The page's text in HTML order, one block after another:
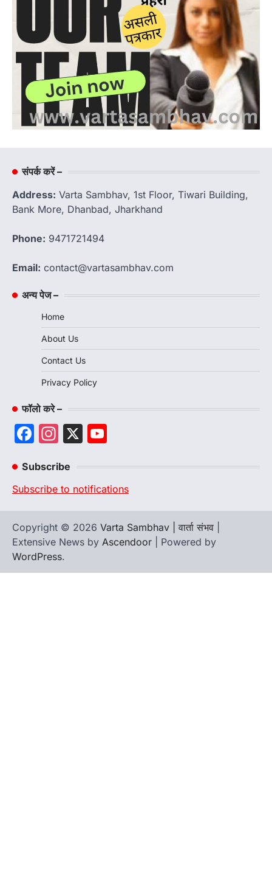
संपर्क करें –
Address: Varta Sambhav, 1st Floor, Tiwari Building,
Bank More, Dhanbad, Jharkhand
Phone: 9471721494
Email: contact@vartasambhav.com
अन्य पेज –
Home
About Us
Contact Us
Privacy Policy
फॉलो करे –
Facebook
Instagram
X
Subscribe
Subscribe to notifications
Copyright © 2026 Varta Sambhav | वार्ता संभव
Extensive News by Ascendoor | Powered by
WordPress.